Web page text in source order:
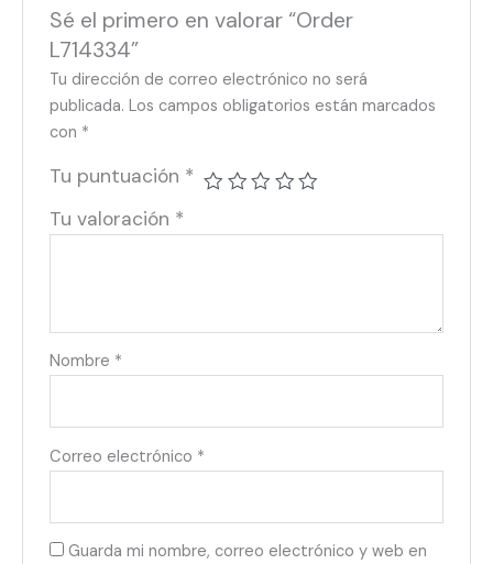
Sé el primero en valorar “Order
L714334”
Tu dirección de correo electrónico no será
publicada. Los campos obligatorios están marcados
con *
Tu puntuación *
Tu valoración *
Nombre *
Correo electrónico *
Guarda mi nombre, correo electrónico y web en